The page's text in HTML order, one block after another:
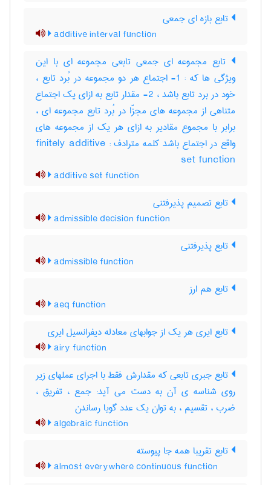
تابع بازه ای جمعی
additive interval function
تابع مجموعه ای جمعی تابعی مجموعه ای با این
ویژگی ها که : 1- اجتماع هر دو مجموعه در بُرد تابع ،
خود در برد تابع باشد ، 2- مقدار تابع به ازای یک اجتماع
متناهی از مجموعه های مجزّا در بُرد تابع مجموعه ای ،
برابر با مجموع مقادیر به ازای هر یک از مجموعه های
واقع در اجتماع باشد کلمه مترادف : finitely additive
set function
additive set function
تابع تصمیم پذیرفتنی
admissible decision function
تابع پذیرفتنی
admissible function
تابع هم ارز
aeq function
تابع ایری هر یک از جوابهای معادله دیفرانسیل ایری
airy function
تابع جبری تابعی که مقدارش فقط با اجرای عملهای زیر
روی شناسه ی آن به دست می آید: جمع ، تفریق ،
ضرب ، تقسیم ، به توان یک عدد گویا رساندن
algebraic function
تابع تقریبا همه جا پیوسته
almost everywhere continuous function